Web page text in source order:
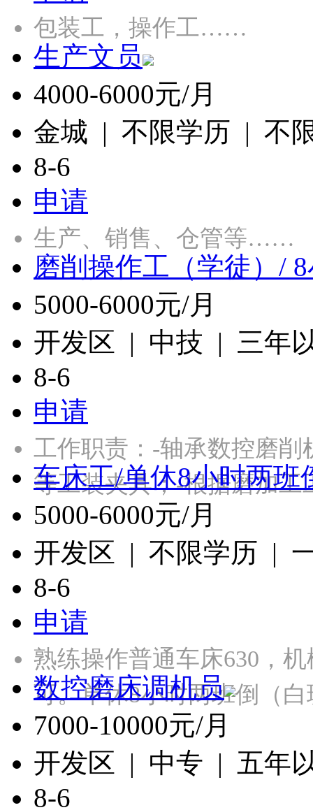
包装工，操作工……
生产文员
4000-6000元/月
金城 | 不限学历 | 不
8-6
申请
生产、销售、仓管等……
磨削操作工（学徒）/
5000-6000元/月
开发区 | 中技 | 三年
8-6
申请
工作职责：-轴承数控磨
等工装夹具；-根据磨加
车床工/单休8小时两班
5000-6000元/月
开发区 | 不限学历 |
8-6
申请
熟练操作普通车床630，
可。单休8小时两班倒（
数控磨床调机员
7000-10000元/月
开发区 | 中专 | 五年
8-6